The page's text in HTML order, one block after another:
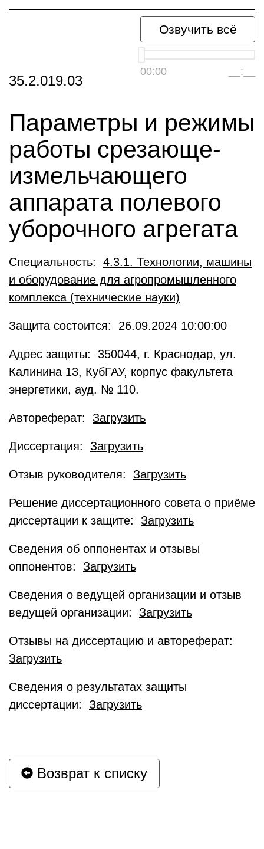
Озвучить всё
00:00 __:__
35.2.019.03
Параметры и режимы
работы срезающе-
измельчающего
аппарата полевого
уборочного агрегата
Специальность: 4.3.1. Технологии, машины
и оборудование для агропромышленного
комплекса (технические науки)
Защита состоится: 26.09.2024 10:00:00
Адрес защиты: 350044, г. Краснодар, ул.
Калинина 13, КубГАУ, корпус факультета
энергетики, ауд. № 110.
Автореферат: Загрузить
Диссертация: Загрузить
Отзыв руководителя: Загрузить
Решение диссертационного совета о приёме
диссертации к защите: Загрузить
Сведения об оппонентах и отзывы
оппонентов: Загрузить
Сведения о ведущей организации и отзыв
ведущей организации: Загрузить
Отзывы на диссертацию и автореферат:
Загрузить
Сведения о результатах защиты
диссертации: Загрузить
Возврат к списку